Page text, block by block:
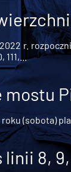
r.
roku (sobota)
8, 9,